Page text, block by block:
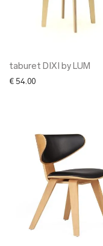
taburet DIXI by LUM
€ 54.00